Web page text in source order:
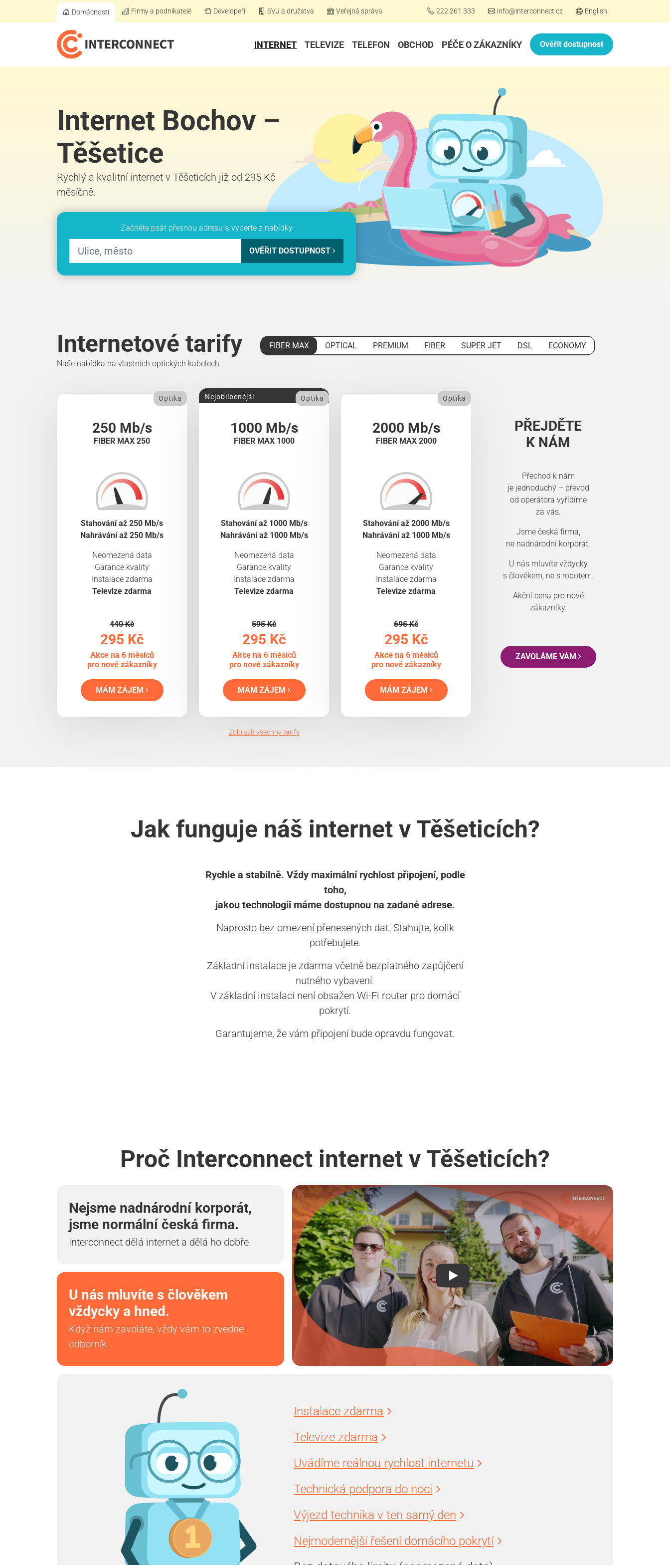
Domácnosti Firmy a podnikatelé Developeři SVJ a družstva Veřejná správa 222 261 333 info@interconnect.cz English
INTERNET TELEVIZE TELEFON OBCHOD PÉČE O ZÁKAZNÍKY Ověřit dostupnost
Internet Bochov –
Těšetice
Rychlý a kvalitní internet v Těšeticích již od 295 Kč
měsíčně.
Začněte psát přesnou adresu a vyberte z nabídky
OVĚŘIT DOSTUPNOST
Internetové tarify FIBER MAX OPTICAL PREMIUM FIBER SUPER JET DSL
ECONOMY
Naše nabídka na vlastních optických kabelech.
250 Mb/s
FIBER MAX 250
Optika
Stahování až 250 Mb/s
Nahrávání až 250 Mb/s
Neomezená data
Garance kvality
Instalace zdarma
Televize zdarma
440 Kč
295 Kč
Akce na 6 měsíců
pro nové zákazníky
MÁM ZÁJEM
1000 Mb/s
FIBER MAX 1000
Nejoblíbenější Optika
Stahování až 1000 Mb/s
Nahrávání až 1000 Mb/s
Neomezená data
Garance kvality
Instalace zdarma
Televize zdarma
595 Kč
295 Kč
Akce na 6 měsíců
pro nové zákazníky
MÁM ZÁJEM
2000 Mb/s
FIBER MAX 2000
Optika
Stahování až 2000 Mb/s
Nahrávání až 1000 Mb/s
Neomezená data
Garance kvality
Instalace zdarma
Televize zdarma
695 Kč
295 Kč
Akce na 6 měsíců
pro nové zákazníky
MÁM ZÁJEM
PŘEJDĚTE
K NÁM
Přechod k nám
je jednoduchý – převod
od operátora vyřídíme
za vás.
Jsme česká firma,
ne nadnárodní korporát.
U nás mluvíte vždycky
s člověkem, ne s robotem.
Akční cena pro nové
zákazníky.
ZAVOLÁME VÁM
Zobrazit všechny tarify
Jak funguje náš internet v Těšeticích?
Rychle a stabilně. Vždy maximální rychlost připojení, podle
toho,
jakou technologii máme dostupnou na zadané adrese.
Naprosto bez omezení přenesených dat. Stahujte, kolik
potřebujete.
Základní instalace je zdarma včetně bezplatného zapůjčení
nutného vybavení.
V základní instalaci není obsažen Wi-Fi router pro domácí
pokrytí.
Garantujeme, že vám připojení bude opravdu fungovat.
Proč Interconnect internet v Těšeticích?
Nejsme nadnárodní korporát,
jsme normální česká firma.
Interconnect dělá internet a dělá ho dobře.
U nás mluvíte s člověkem
vždycky a hned.
Když nám zavoláte, vždy vám to zvedne
odborník.
Instalace zdarma
Televize zdarma
Uvádíme reálnou rychlost internetu
Technická podpora do noci
Výjezd technika v ten samý den
Nejmodernější řešení domácího pokrytí